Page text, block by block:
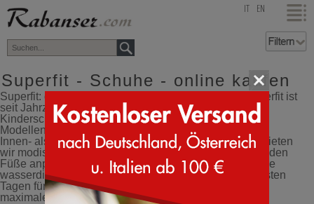
top EN
Superfit - Schuhe - online kaufen
Superfit: der Experte für Winterschuhe für Kinder. Superfit ist
seit Jahrzehnten eine der führenden Marken für
Kinderschuhe in Europa. Mit einer großen Auswahl an
Modellen für Jungen und Mädchen, die sowohl für den
Innen- als auch für den Außenbereich geeignet sind, bieten
wir modische Schuhe, die sich perfekt an die wachsenden
Füße anpassen und deren Entwicklung fördern. Unsere
wasserdichten Winterstiefel sorgen auch an den kältesten
Tagen für Wärme und Trockenheit und garantieren
maximalen Komfort.